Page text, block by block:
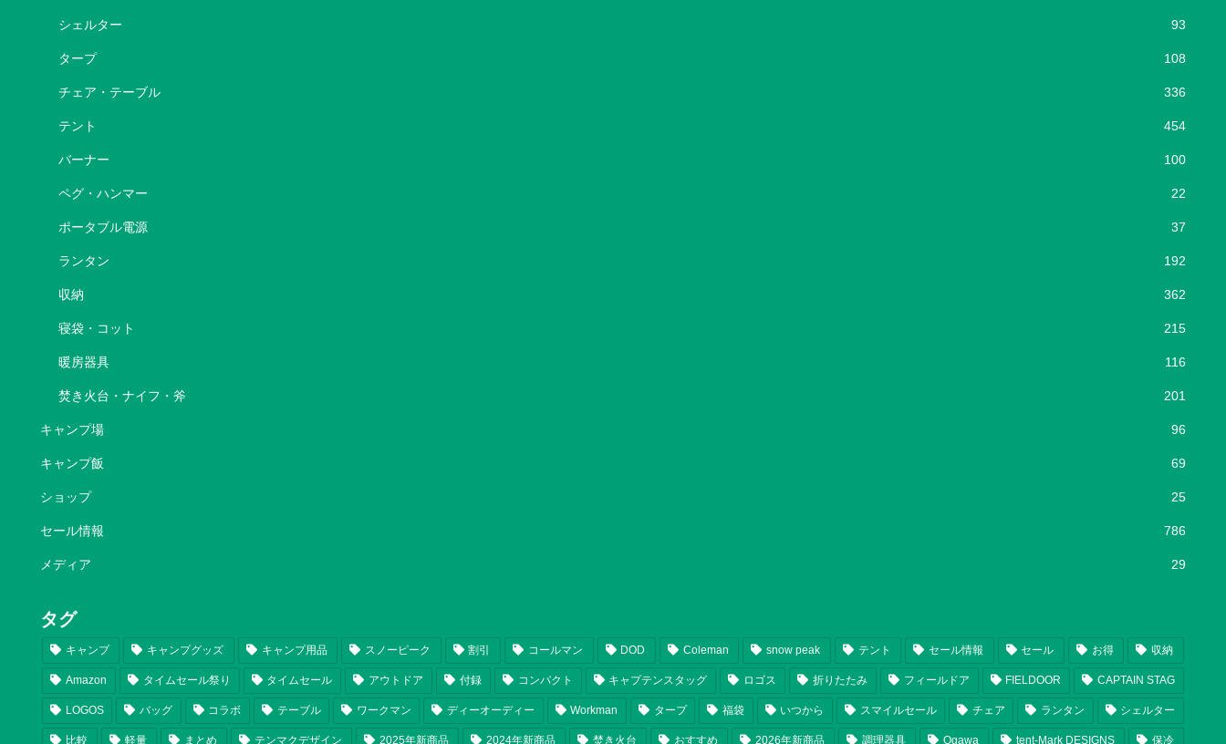
シェルター 93
タープ 108
チェア・テーブル 336
テント 454
バーナー 100
ペグ・ハンマー 22
ポータブル電源 37
ランタン 192
収納 362
寝袋・コット 215
暖房器具 116
焚き火台・ナイフ・斧 201
キャンプ場 96
キャンプ飯 69
ショップ 25
セール情報 786
メディア 29
タグ
キャンプ キャンプグッズ キャンプ用品 スノーピーク 割引 コールマン DOD Coleman snow peak テント セール情報 セール お得 収納
Amazon タイムセール祭り タイムセール アウトドア 付録 コンパクト キャプテンスタッグ ロゴス 折りたたみ フィールドア FIELDOOR CAPTAIN STAG
LOGOS バッグ コラボ テーブル ワークマン ディーオーディー Workman タープ 福袋 いつから スマイルセール チェア ランタン シェルター
比較 軽量 まとめ テンマクデザイン 2025年新商品 2024年新商品 焚き火台 おすすめ 2026年新商品 調理器具 Ogawa tent-Mark DESIGNS 保冷